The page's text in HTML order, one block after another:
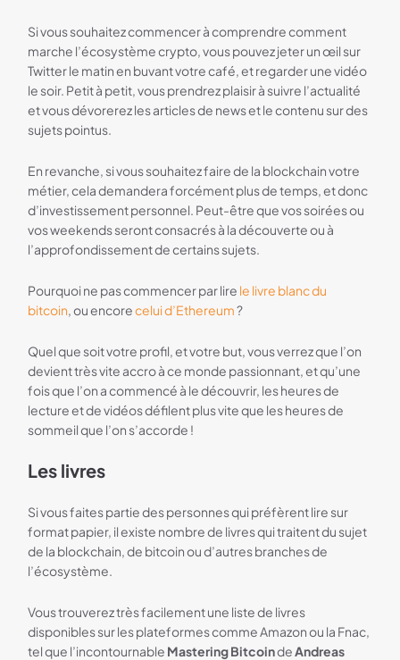
Si vous souhaitez commencer à comprendre comment
marche l’écosystème crypto, vous pouvez jeter un œil sur
Twitter le matin en buvant votre café, et regarder une vidéo
le soir. Petit à petit, vous prendrez plaisir à suivre l’actualité
et vous dévorerez les articles de news et le contenu sur des
sujets pointus.
En revanche, si vous souhaitez faire de la blockchain votre
métier, cela demandera forcément plus de temps, et donc
d’investissement personnel. Peut-être que vos soirées ou
vos weekends seront consacrés à la découverte ou à
l’approfondissement de certains sujets.
Pourquoi ne pas commencer par lire le livre blanc du
bitcoin, ou encorecelui d’Ethereum?
Quel que soit votre profil, et votre but, vous verrez que l’on
devient très vite accro à ce monde passionnant, et qu’une
fois que l’on a commencé à le découvrir, les heures de
lecture et de vidéos défilent plus vite que les heures de
sommeil que l’on s’accorde !
Les livres
Si vous faites partie des personnes qui préfèrent lire sur
format papier, il existe nombre de livres qui traitent du sujet
de la blockchain, de bitcoin ou d’autres branches de
l’écosystème.
Vous trouverez très facilement une liste de livres
disponibles sur les plateformes comme Amazon ou la Fnac,
tel que l’incontournable Mastering BitcoindeAndreas